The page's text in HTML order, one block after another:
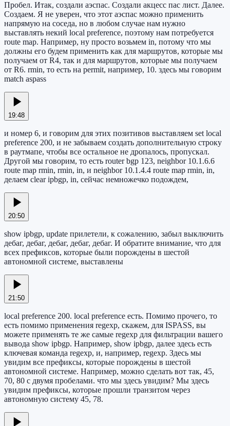
Пробел. Итак, создали аэспас. Создали акцесс пас лист. Далее.
Создаем. Я не уверен, что этот аэспас можно применить
напрямую на соседа, но в любом случае нам нужно
выставлять некий local preference, поэтому нам потребуется
route map. Например, ну просто возьмем in, потому что мы
должны его будем применить как для маршрутов, которые мы
получаем от R4, так и для маршрутов, которые мы получаем
от R6. rmin, то есть на permit, например, 10. здесь мы говорим
match aspass
19:48
и номер 6, и говорим для этих позитивов выставляем set local
preference 200, и не забываем создать дополнительную строку
в раутмапе, чтобы все остальное не дропалось, пропускал.
Другой мы говорим, то есть router bgp 123, neighbor 10.1.6.6
route map rmin, rmin, in, и neighbor 10.1.4.4 route map rmin, in,
делаем clear ipbgp, in, сейчас немножечко подождем,
20:50
show ipbgp, update прилетели, к сожалению, забыл выключить
дебаг, дебаг, дебаг, дебаг, дебаг. И обратите внимание, что для
всех префиксов, которые были порождены в шестой
автономной системе, выставлены
21:50
local preference 200. local preference есть. Помимо прочего, то
есть помимо применения regexp, скажем, для ISPASS, вы
можете применять те же самые regexp для фильтрации вашего
вывода show ipbgp. Например, show ipbgp, далее здесь есть
ключевая команда regexp, и, например, regexp. Здесь мы
увидим все префиксы, которые порождены в шестой
автономной системе. Например, можно сделать вот так, 45,
70, 80 с двумя пробелами. что мы здесь увидим? Мы здесь
увидим префиксы, которые прошли транзитом через
автономную систему 45, 78.